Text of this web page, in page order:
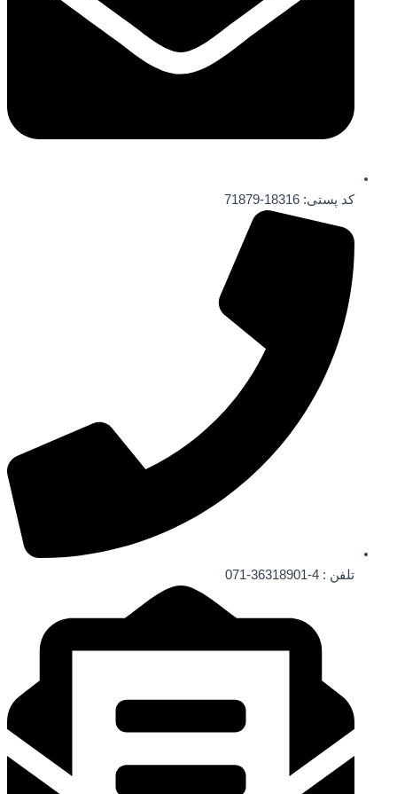
کد پستی: 18316-71879
تلفن : 4-36318901-071